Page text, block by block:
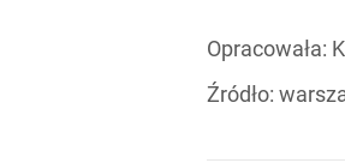
Opracowała:
Źródło: